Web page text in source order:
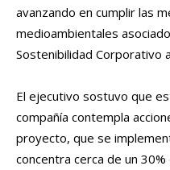
avanzando en cumplir las
medioambientales
Sostenibilidad Corporativo
El ejecutivo sostuvo que
compañía contempla
proyecto, que se
concentra cerca de un